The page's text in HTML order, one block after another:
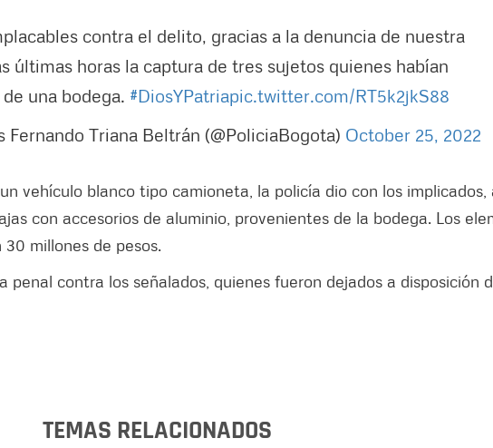
contra el delito, gracias a la denuncia de nuestra
últimas horas la captura de tres sujetos quienes habían
una bodega. #DiosYPatriapic.twitter.com/RT5k2jkS88
Fernando Triana Beltrán (@PoliciaBogota) October 25, 2022
vehículo blanco tipo camioneta, la policía dio con los implicados,
con accesorios de aluminio, provenientes de la bodega. Los
millones de pesos.
penal contra los señalados, quienes fueron dejados a disposición
TEMAS RELACIONADOS